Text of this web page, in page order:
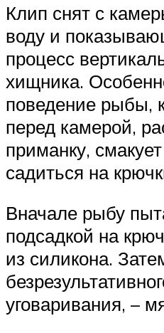
Клип снят с
воду и
процесс
хищника.
поведение рыбы,
перед камерой,
приманку,
садиться на
Вначале рыбу
подсадкой на
из силикона.
уговаривания, –